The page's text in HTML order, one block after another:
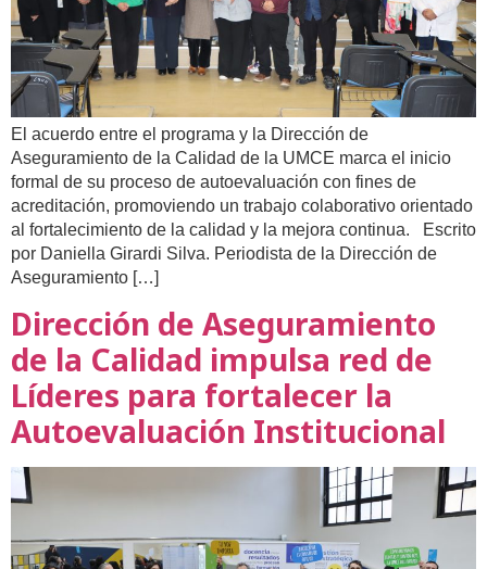
El acuerdo entre el programa y la Dirección de
Aseguramiento de la Calidad de la UMCE marca el inicio
formal de su proceso de autoevaluación con fines de
acreditación, promoviendo un trabajo colaborativo orientado
al fortalecimiento de la calidad y la mejora continua. Escrito
por Daniella Girardi Silva. Periodista de la Dirección de
Aseguramiento […]
Dirección de Aseguramiento
de la Calidad impulsa red de
Líderes para fortalecer la
Autoevaluación Institucional